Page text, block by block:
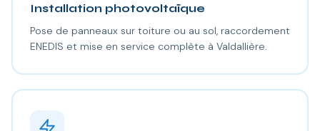
Installation photovoltaïque
Pose de panneaux sur toiture ou au sol, raccordement
ENEDIS et mise en service complète à Valdallière.